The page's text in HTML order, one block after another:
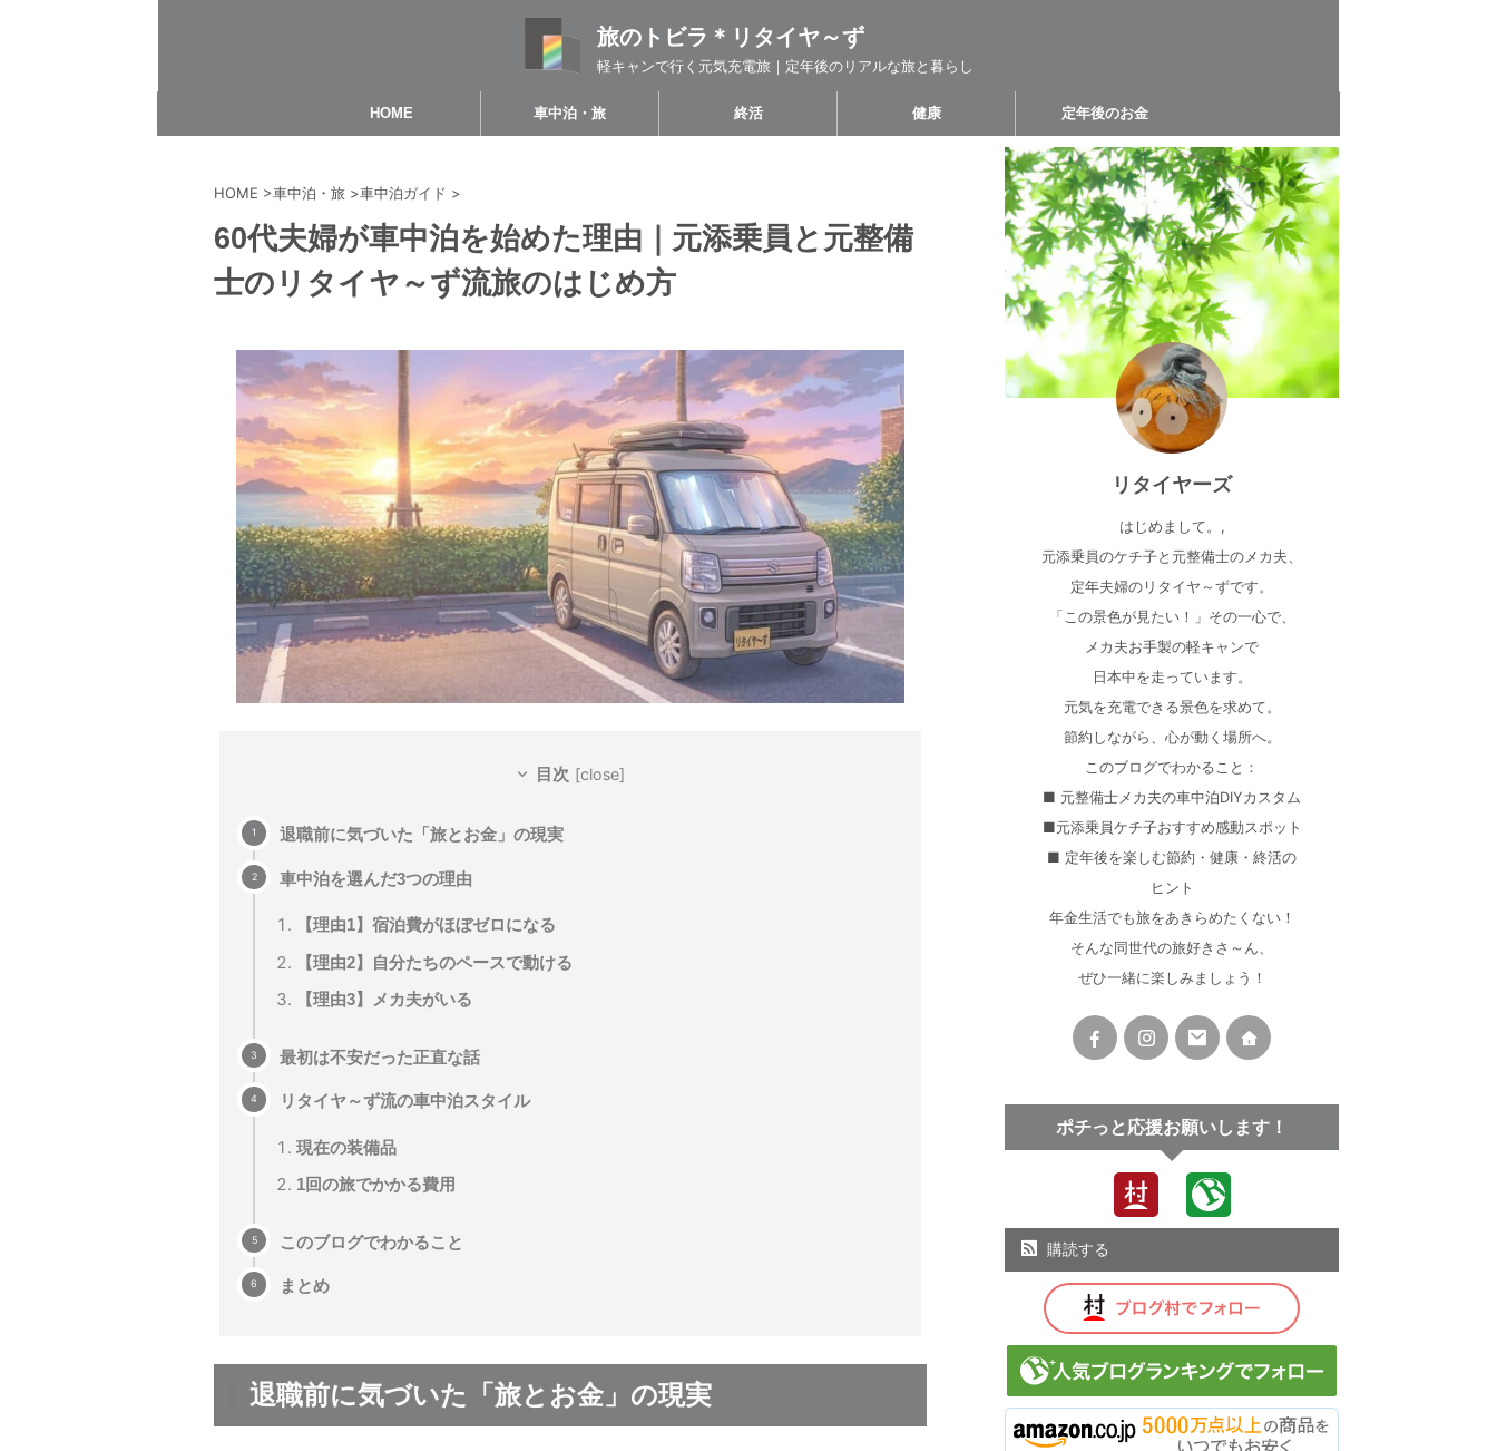
旅のトビラ＊リタイヤ～ず
軽キャンで行く元気充電旅｜定年後のリアルな旅と暮らし
HOME 車中泊・旅 終活 健康 定年後のお金
HOME >車中泊・旅 >車中泊ガイド >
60代夫婦が車中泊を始めた理由｜元添乗員と元整備
士のリタイヤ～ず流旅のはじめ方
目次 [close]
退職前に気づいた「旅とお金」の現実
車中泊を選んだ3つの理由
【理由1】宿泊費がほぼゼロになる
【理由2】自分たちのペースで動ける
【理由3】メカ夫がいる
最初は不安だった正直な話
リタイヤ～ず流の車中泊スタイル
現在の装備品
1回の旅でかかる費用
このブログでわかること
まとめ
退職前に気づいた「旅とお金」の現実
リタイヤーズ
はじめまして。,
元添乗員のケチ子と元整備士のメカ夫、
定年夫婦のリタイヤ～ずです。
「この景色が見たい！」その一心で、
メカ夫お手製の軽キャンで
日本中を走っています。
元気を充電できる景色を求めて。
節約しながら、心が動く場所へ。
このブログでわかること：
■ 元整備士メカ夫の車中泊DIYカスタム
■元添乗員ケチ子おすすめ感動スポット
■ 定年後を楽しむ節約・健康・終活の
ヒント
年金生活でも旅をあきらめたくない！
そんな同世代の旅好きさ～ん、
ぜひ一緒に楽しみましょう！
ポチっと応援お願いします！
購読する